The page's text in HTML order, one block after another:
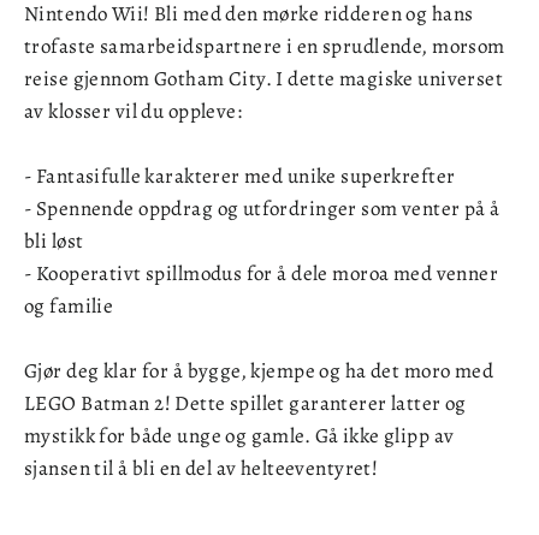
Nintendo Wii! Bli med den mørke ridderen og hans
trofaste samarbeidspartnere i en sprudlende, morsom
reise gjennom Gotham City. I dette magiske universet
av klosser vil du oppleve:
- Fantasifulle karakterer med unike superkrefter
- Spennende oppdrag og utfordringer som venter på å
bli løst
- Kooperativt spillmodus for å dele moroa med venner
og familie
Gjør deg klar for å bygge, kjempe og ha det moro med
LEGO Batman 2! Dette spillet garanterer latter og
mystikk for både unge og gamle. Gå ikke glipp av
sjansen til å bli en del av helteeventyret!